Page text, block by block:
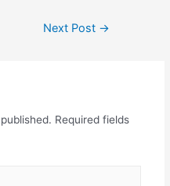
Next Post →
Required fields